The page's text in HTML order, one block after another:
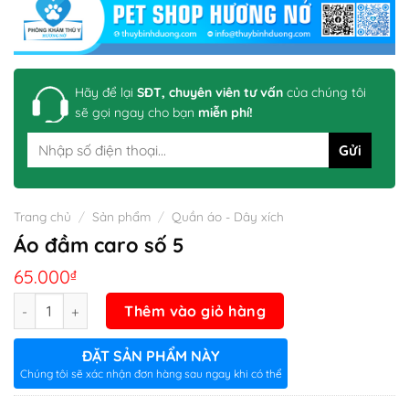
Hãy để lại SĐT, chuyên viên tư vấn của chúng tôi
sẽ gọi ngay cho bạn miễn phí!
Trang chủ / Sản phẩm / Quần áo - Dây xích
Áo đầm caro số 5
65.000₫
Thêm vào giỏ hàng
ĐẶT SẢN PHẨM NÀY
Chúng tôi sẽ xác nhận đơn hàng sau ngay khi có thể